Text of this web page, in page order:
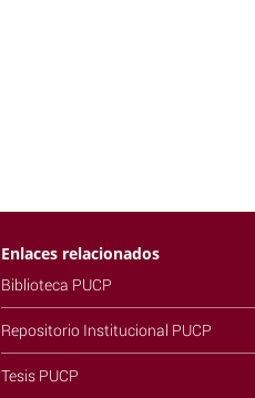
Enlaces relacionados
Biblioteca PUCP
Repositorio Institucional PUCP
Tesis PUCP